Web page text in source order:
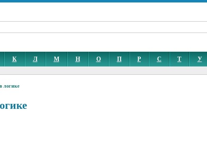
К Л М Н О П Р С Т У
логике